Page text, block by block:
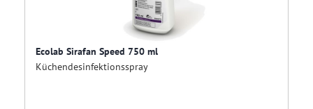
Ecolab Sirafan Speed 750 ml
Küchendesinfektionsspray